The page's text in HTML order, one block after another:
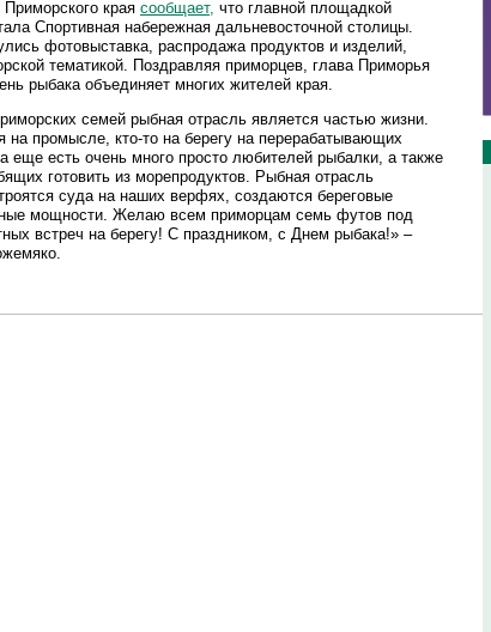
края сообщает, что главной площадкой
Спортивная набережная дальневосточной столицы.
фотовыставка, распродажа продуктов и изделий,
тематикой. Поздравляя приморцев, глава Приморья
рыбака объединяет многих жителей края.
семей рыбная отрасль является частью жизни.
на промысле, кто-то на берегу на перерабатывающих
еще есть очень много просто любителей рыбалки, а также
готовить из морепродуктов. Рыбная отрасль
суда на наших верфях, создаются береговые
мощности. Желаю всем приморцам семь футов под
встреч на берегу! С праздником, с Днем рыбака!» –